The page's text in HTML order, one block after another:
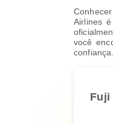
Airlines
você
confiança.
Fuji